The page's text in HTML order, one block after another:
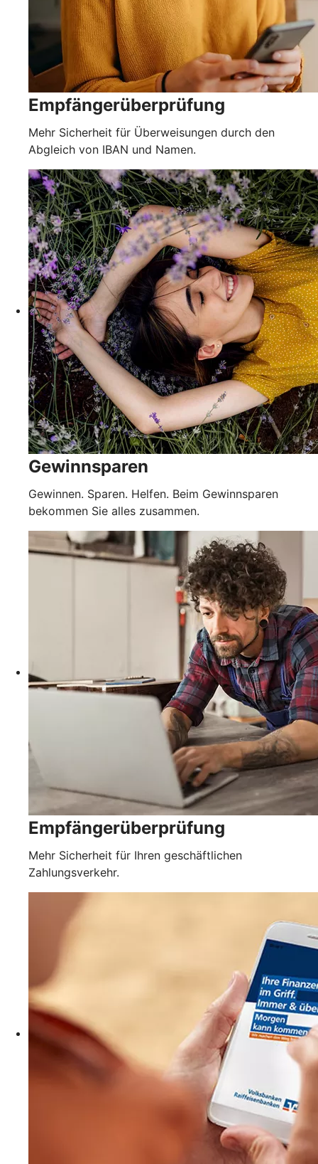
Empfängerüberprüfung
Mehr Sicherheit für Überweisungen durch den
Abgleich von IBAN und Namen.
Gewinnsparen
Gewinnen. Sparen. Helfen. Beim Gewinnsparen
bekommen Sie alles zusammen.
Empfängerüberprüfung
Mehr Sicherheit für Ihren geschäftlichen
Zahlungsverkehr.